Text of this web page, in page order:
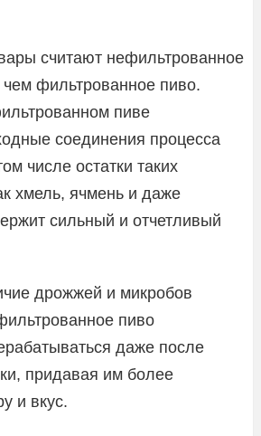
считают нефильтрованное
фильтрованное пиво.
пиве
соединения процесса
числе остатки таких
хмель, ячмень и даже
сильный и отчетливый
дрожжей и микробов
пиво
даже после
придавая им более
и вкус.